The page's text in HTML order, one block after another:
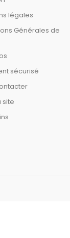
légales
Générales de
sécurisé
site